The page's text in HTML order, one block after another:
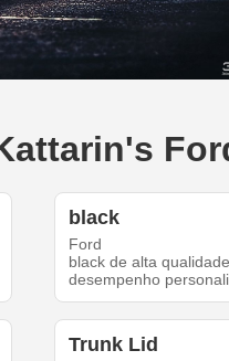
black
Ford
black de alta
desempenho
Trunk Lid